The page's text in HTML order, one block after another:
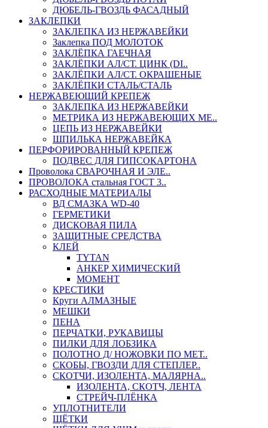
ДЮБЕЛЬ-ГВОЗДЬ ФАСАДНЫЙ
ЗАКЛЕПКИ
ЗАКЛЕПКА ИЗ НЕРЖАВЕЙКИ
Заклепка ПОД МОЛОТОК
ЗАКЛЁПКА ГАЕЧНАЯ
ЗАКЛЁПКИ АЛ/СТ. ЦИНК (DI..
ЗАКЛЁПКИ АЛ/СТ. ОКРАШЕНЫЕ
ЗАКЛЁПКИ СТАЛЬ/СТАЛЬ
НЕРЖАВЕЮЩИЙ КРЕПЕЖ
ЗАКЛЕПКА ИЗ НЕРЖАВЕЙКИ
МЕТРИКА ИЗ НЕРЖАВЕЮЩИХ МЕ..
ЦЕПЬ ИЗ НЕРЖАВЕЙКИ
ШПИЛЬКА НЕРЖАВЕЙКА
ПЕРФОРИРОВАННЫЙ КРЕПЕЖ
ПОДВЕС ДЛЯ ГИПСОКАРТОНА
Проволока СВАРОЧНАЯ И ЭЛЕ..
ПРОВОЛОКА стальная ГОСТ 3..
РАСХОДНЫЕ МАТЕРИАЛЫ
ВД СМАЗКА WD-40
ГЕРМЕТИКИ
ДИСКОВАЯ ПИЛА
ЗАЩИТНЫЕ СРЕДСТВА
КЛЕЙ
TYTAN
АНКЕР ХИМИЧЕСКИЙ
МОМЕНТ
КРЕСТИКИ
Круги АЛМАЗНЫЕ
МЕШКИ
ПЕНА
ПЕРЧАТКИ, РУКАВИЦЫ
ПИЛКИ ДЛЯ ЛОБЗИКА
ПОЛОТНО Д/ НОЖОВКИ ПО МЕТ..
СКОБЫ, ГВОЗДИ ДЛЯ СТЕПЛЕР..
СКОТЧИ, ИЗОЛЕНТА, МАЛЯРНА..
ИЗОЛЕНТА, СКОТЧ, ЛЕНТА
СТРЕЙЧ-ПЛЁНКА
УПЛОТНИТЕЛИ
ЩЁТКИ